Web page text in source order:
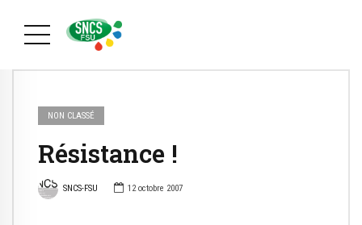
NON CLASSÉ
Résistance !
SNCS-FSU 12 octobre 2007